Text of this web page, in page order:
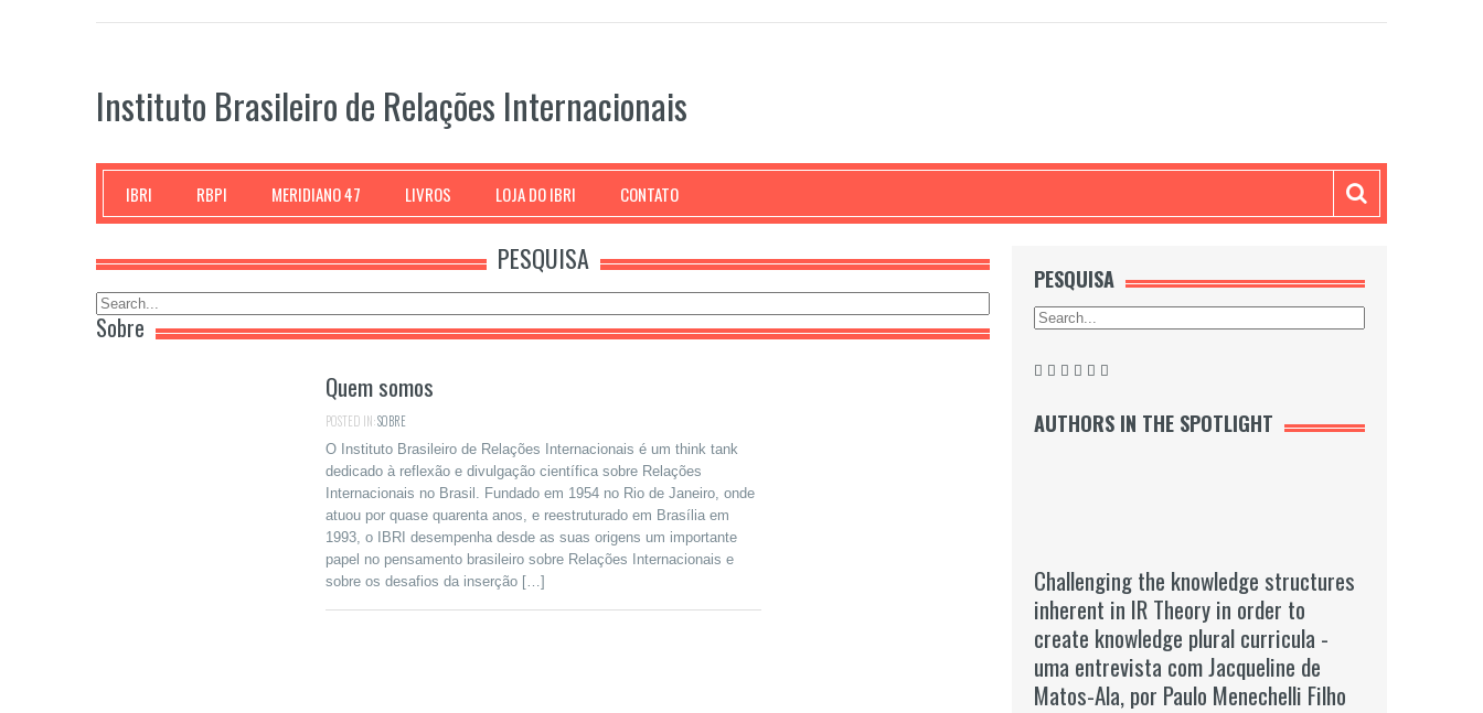
Instituto Brasileiro de Relações Internacionais
IBRI RBPI MERIDIANO 47 LIVROS LOJA DO IBRI CONTATO
PESQUISA
Sobre
Quem somos
POSTED IN:SOBRE
O Instituto Brasileiro de Relações Internacionais é um think tank
dedicado à reflexão e divulgação científica sobre Relações
Internacionais no Brasil. Fundado em 1954 no Rio de Janeiro, onde
atuou por quase quarenta anos, e reestruturado em Brasília em
1993, o IBRI desempenha desde as suas origens um importante
papel no pensamento brasileiro sobre Relações Internacionais e
sobre os desafios da inserção […]
PESQUISA
AUTHORS IN THE SPOTLIGHT
Challenging the knowledge structures
inherent in IR Theory in order to
create knowledge plural curricula -
uma entrevista com Jacqueline de
Matos-Ala, por Paulo Menechelli Filho